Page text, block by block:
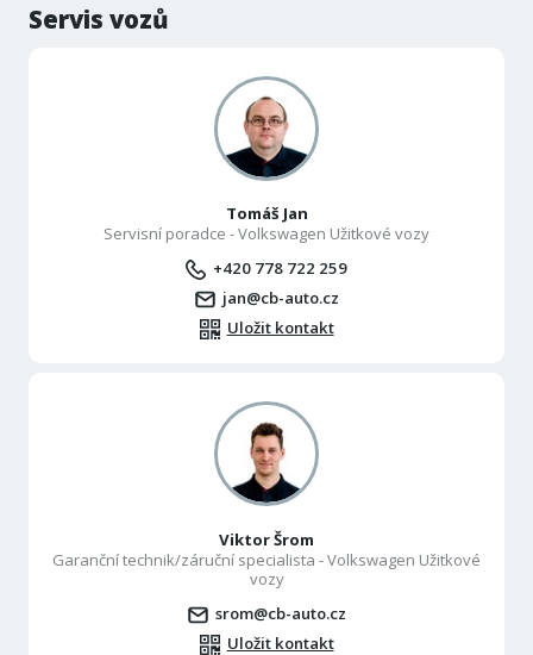
Servis vozů
Tomáš Jan
Servisní poradce - Volkswagen Užitkové vozy
+420 778 722 259
jan@cb-auto.cz
Uložit kontakt
Viktor Šrom
Garanční technik/záruční specialista - Volkswagen Užitkové
vozy
srom@cb-auto.cz
Uložit kontakt